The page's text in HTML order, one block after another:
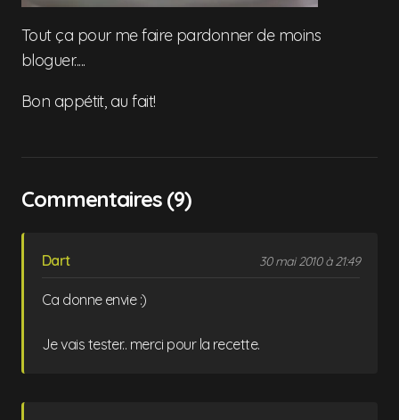
Tout ça pour me faire pardonner de moins
bloguer.....
Bon appétit, au fait!
Commentaires (9)
Dart 30 mai 2010 à 21:49
Ca donne envie :)
Je vais tester.. merci pour la recette.